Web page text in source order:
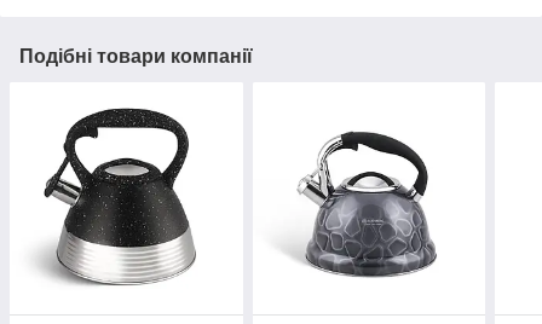
Подібні товари компанії